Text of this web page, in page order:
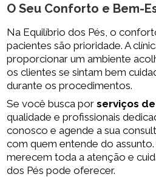
O Seu Conforto e Bem-
Na Equilíbrio dos Pés, o
pacientes são prioridade. A
proporcionar um ambiente
os clientes se sintam bem
durante os procedimentos.
Se você busca porserviços
qualidade e profissionais
conosco e agende a sua
com quem entende do
merecem toda a atenção e
dos Pés pode oferecer.